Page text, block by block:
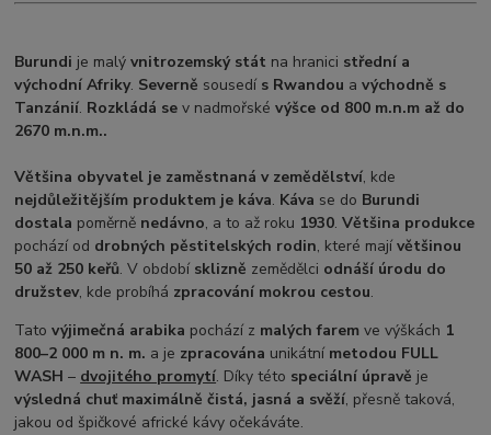
Burundi je malývnitrozemský stát na hranici střední a
východní Afriky. Severně sousedís Rwandou avýchodně s
Tanzánií. Rozkládá se v nadmořskévýšce od 800 m.n.m až do
2670 m.n.m..
Většina obyvatel je zaměstnaná v zemědělství, kde
nejdůležitějším produktem je káva. Káva se do Burundi
dostala poměrně nedávno, a to až roku 1930.Většina produkce
pochází od drobných pěstitelských rodin, které majívětšinou
50 až 250 keřů. V období sklizně zemědělci odnáší úrodu do
družstev, kde probíhá zpracování mokrou cestou.
Tatovýjimečná arabika pochází z malých farem ve výškách 1
800–2 000 m n. m. a je zpracována unikátní metodou FULL
WASH – dvojitého promytí. Díky této speciální úpravě je
výsledná chuť maximálně čistá, jasná a svěží, přesně taková,
jakou od špičkové africké kávy očekáváte.